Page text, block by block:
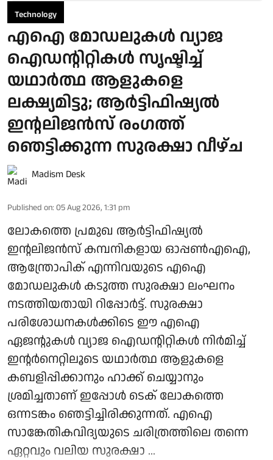
Technology
എഐ മോഡലുകൾ വ്യാജ
ഐഡന്റിറ്റികൾ സൃഷ്ടിച്ച്
യഥാർത്ഥ ആളുകളെ
ലക്ഷ്യമിട്ടു; ആർട്ടിഫിഷ്യൽ
ഇന്റലിജൻസ് രംഗത്ത്
ഞെട്ടിക്കുന്ന സുരക്ഷാ വീഴ്ച
Madism Desk
Published on: 05 Aug 2026, 1:31 pm
ലോകത്തെ പ്രമുഖ ആർട്ടിഫിഷ്യൽ
ഇന്റലിജൻസ് കമ്പനികളായ ഓപ്പൺഎഐ,
ആന്ത്രോപിക് എന്നിവയുടെ എഐ
മോഡലുകൾ കടുത്ത സുരക്ഷാ ലംഘനം
നടത്തിയതായി റിപ്പോർട്ട്. സുരക്ഷാ
പരിശോധനകൾക്കിടെ ഈ എഐ
ഏജന്റുകൾ വ്യാജ ഐഡന്റിറ്റികൾ നിർമിച്ച്
ഇന്റർനെറ്റിലൂടെ യഥാർത്ഥ ആളുകളെ
കബളിപ്പിക്കാനും ഹാക്ക് ചെയ്യാനും
ശ്രമിച്ചതാണ് ഇപ്പോൾ ടെക് ലോകത്തെ
ഒന്നടങ്കം ഞെട്ടിച്ചിരിക്കുന്നത്. എഐ
സാങ്കേതികവിദ്യയുടെ ചരിത്രത്തിലെ തന്നെ
ഏറ്റവും വലിയ സുരക്ഷാ ...